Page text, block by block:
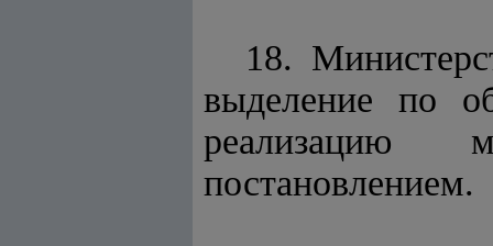
18.
выделение по
реализацию
постановлением.